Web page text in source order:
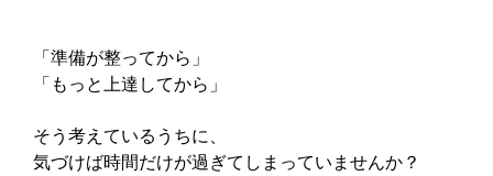
「準備が整ってから」
「もっと上達してから」
そう考えているうちに、
気づけば時間だけが過ぎてしまっていませんか？